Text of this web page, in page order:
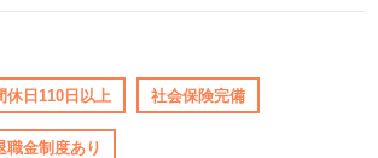
休日110日以上 社会保険完備
職金制度あり